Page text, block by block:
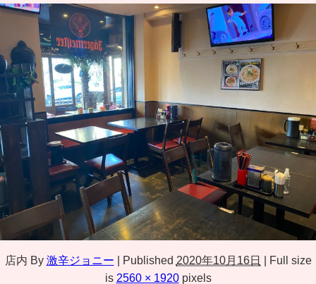
店内 By 激辛ジョニー Published 2020年10月16日
Full size
is 2560 × 1920pixels